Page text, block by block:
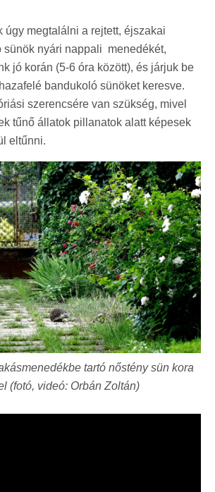
úgy megtalálni a rejtett, éjszakai
sünök nyári nappali menedékét,
jó korán (5-6 óra között), és járjuk be
bandukoló sünöket keresve.
szerencsére van szükség, mivel
tűnő állatok pillanatok alatt képesek
eltűnni.
tartó nőstény sün kora
(fotó, videó: Orbán Zoltán)